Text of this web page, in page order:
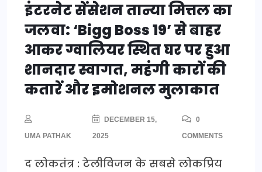
इंटरनेट सेंसेशन तान्या मित्तल का
जलवा: ‘Bigg Boss 19’ से बाहर
आकर ग्वालियर स्थित घर पर हुआ
शानदार स्वागत, महंगी कारों की
कतारें और इमोशनल मुलाकात
UMA PATHAK
DECEMBER 15,
2025
0
COMMENTS
द लोकतंत्र : टेलीविजन के सबसे लोकप्रिय